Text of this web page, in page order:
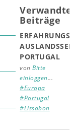
Verwandte
Beiträge
PORTUGAL
vonBitte
einloggen...
#Europa
#Portugal
#Lissabon